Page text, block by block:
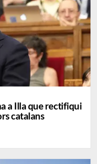
a Illa que rectifiqui
catalans